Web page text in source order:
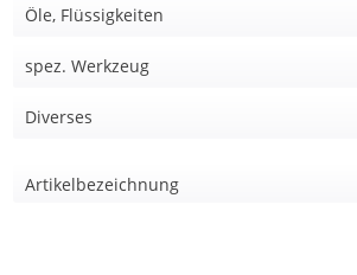
Öle, Flüssigkeiten
spez. Werkzeug
Diverses